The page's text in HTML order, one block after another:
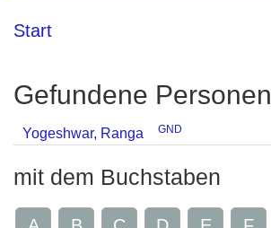
Start
Gefundene Personen
Yogeshwar, Ranga GND
mit dem Buchstaben